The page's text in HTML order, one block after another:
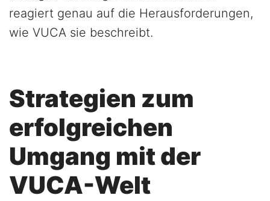
reagiert genau auf die Herausforderungen,
wie VUCA sie beschreibt.
Strategien zum
erfolgreichen
Umgang mit der
VUCA-Welt